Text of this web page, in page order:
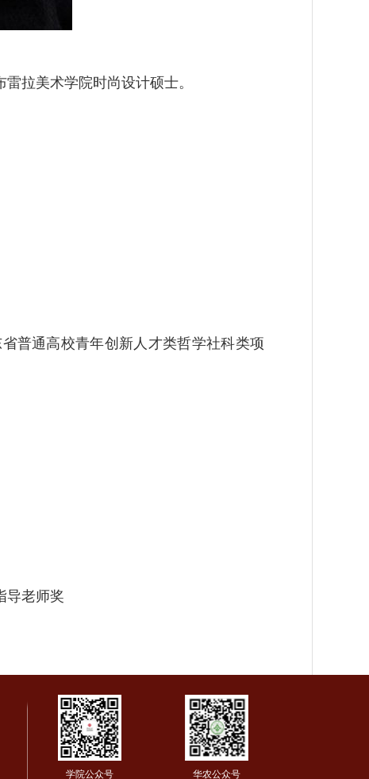
拉美术学院时尚设计硕士。
普通高校青年创新人才类哲学社科类项
导老师奖
学院公众号 华农公众号